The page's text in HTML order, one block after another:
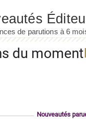
du moment
Nouveautés